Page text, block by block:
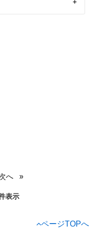
へ
表示
ページTOPへ